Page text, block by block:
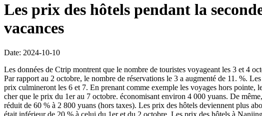
Les prix des hôtels pendant la
vacances
Date: 2024-10-10
Les données de Ctrip montrent que le nombre de touristes voyageant les 3 et 4
Par rapport au 2 octobre, le nombre de réservations le 3 a augmenté de 11. %.
prix culmineront les 6 et 7. En prenant comme exemple les voyages hors
cher que le prix du 1er au 7 octobre. économisant environ 4 000 yuans. De
réduit de 60 % à 2 800 yuans (hors taxes). Les prix des hôtels deviennent plus
était inférieur de 20 % à celui du 1er et du 2 octobre. Les prix des hôtels à